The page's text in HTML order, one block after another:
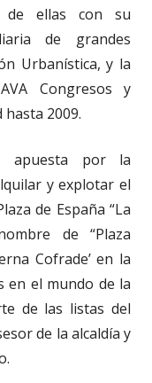
de ellas con su
de grandes
Urbanística, y la
Congresos y
hasta 2009.
apuesta por la
y explotar el
de España “La
de “Plaza
Cofrade’ en la
en el mundo de la
de las listas del
de la alcaldía y